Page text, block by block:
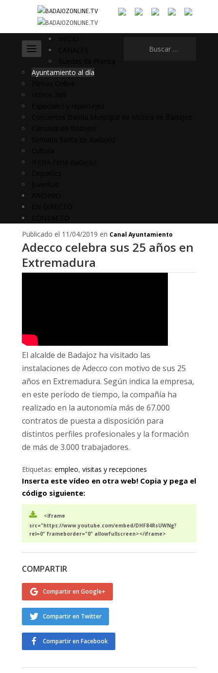
Ayuntamiento al día
Publicado el 11/04/2019 en Canal Ayuntamiento
Adecco celebra sus 25 años en
Extremadura
El alcalde de Badajoz ha visitado las
instalaciones de Adecco con motivo de sus 25
años en Extremadura. Según indica la empresa,
en este período de tiempo, la compañía ha
realizado en la autonomía más de 67.000
contratos de puesta a disposición para
distintos perfiles profesionales y la formación
de más de 3.000 trabajadores.
Etiquetas: empleo, visitas y recepciones
Inserta este vídeo en otra web! Copia y pega el
código siguiente:
<iframe
src="https://www.youtube.com/embed/DHF84RsUWNg?
rel=0" frameborder="0" allowfullscreen></iframe>
COMPARTIR
Compartir en Google+
Compartir en Twitter
Compartir en Facebook